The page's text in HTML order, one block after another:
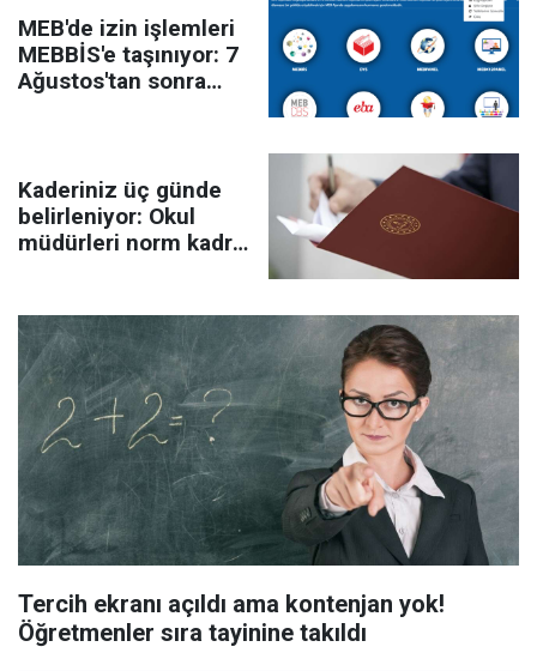
MEB'de izin işlemleri
MEBBİS'e taşınıyor: 7
Ağustos'tan sonra
Kaderiniz üç günde
belirleniyor: Okul
müdürleri norm kadro
Tercih ekranı açıldı ama kontenjan yok!
Öğretmenler sıra tayinine takıldı